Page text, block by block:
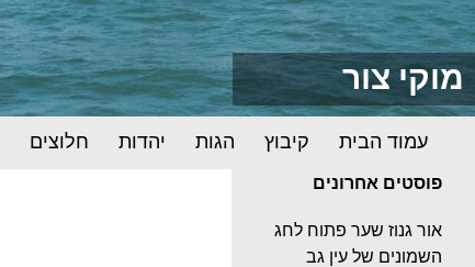
מוקי צור
עמוד הבית קיבוץ הגות יהדות חלוצים
פוסטים אחרונים
אור גנוז שער פתוח לחג
השמונים של עין גב